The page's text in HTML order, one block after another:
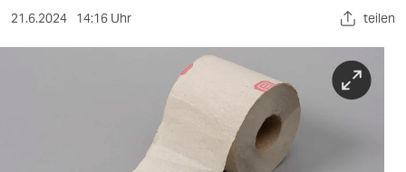
sport
21.6.2024 14:16 Uhr teilen